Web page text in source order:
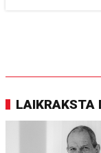
LAIKRAKSTA